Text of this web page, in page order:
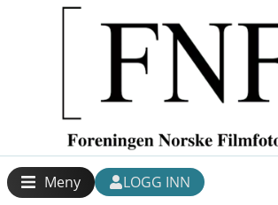
Meny LOGG INN